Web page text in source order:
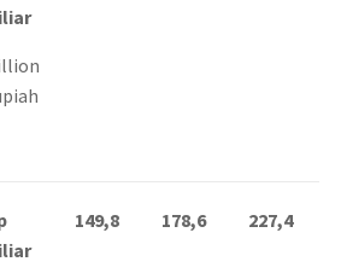
149,8 178,6 227,4